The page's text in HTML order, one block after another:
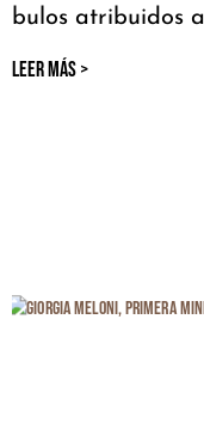
bulos atribuidos
LEER MÁS >